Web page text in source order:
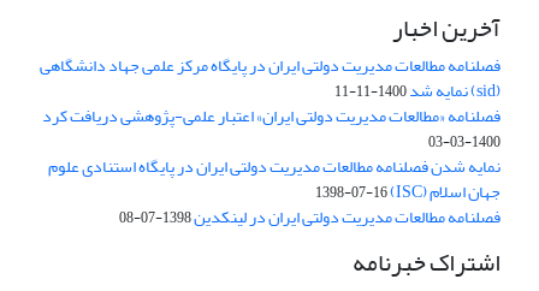
آخرین اخبار
فصلنامه مطالعات مدیریت دولتی ایران در پایگاه مرکز علمی جهاد دانشگاهی
(sid) نمایه شد 1400-11-11
فصلنامه «مطالعات مدیریت دولتی ایران» اعتبار علمی-پژوهشی دریافت کرد
1400-03-03
نمایه شدن فصلنامه مطالعات مدیریت دولتی ایران در پایگاه استنادی علوم
جهان اسلام (ISC) 1398-07-16
فصلنامه مطالعات مدیریت دولتی ایران در لینکدین1398-07-08
اشتراک خبرنامه